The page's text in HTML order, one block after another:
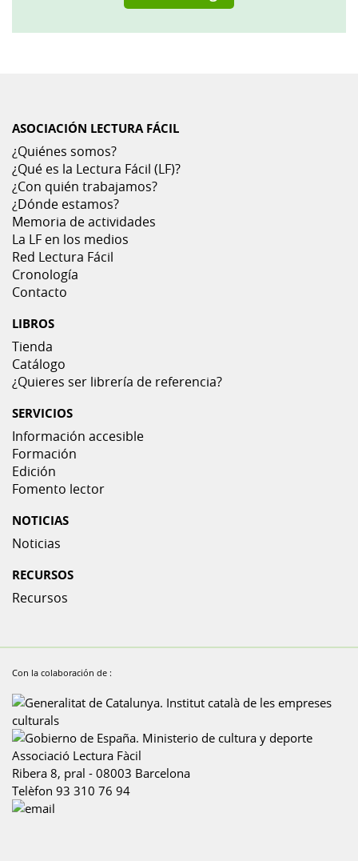
ASOCIACIÓN LECTURA FÁCIL
¿Quiénes somos?
¿Qué es la Lectura Fácil (LF)?
¿Con quién trabajamos?
¿Dónde estamos?
Memoria de actividades
La LF en los medios
Red Lectura Fácil
Cronología
Contacto
LIBROS
Tienda
Catálogo
¿Quieres ser librería de referencia?
SERVICIOS
Información accesible
Formación
Edición
Fomento lector
NOTICIAS
Noticias
RECURSOS
Recursos
Con la colaboración de :
Associació Lectura Fàcil
Ribera 8, pral - 08003 Barcelona
Telèfon 93 310 76 94